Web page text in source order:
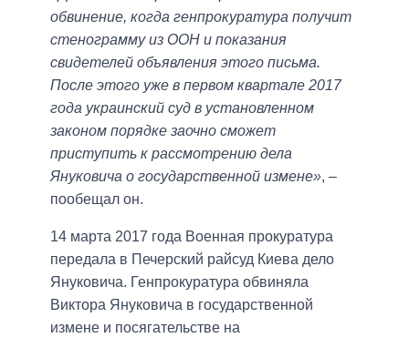
обвинение, когда генпрокуратура получит
стенограмму из ООН и показания
свидетелей объявления этого письма.
После этого уже в первом квартале 2017
года украинский суд в установленном
законом порядке заочно сможет
приступить к рассмотрению дела
Януковича о государственной измене», –
пообещал он.
14 марта 2017 года Военная прокуратура
передала в Печерский райсуд Киева дело
Януковича. Генпрокуратура обвиняла
Виктора Януковича в государственной
измене и посягательстве на